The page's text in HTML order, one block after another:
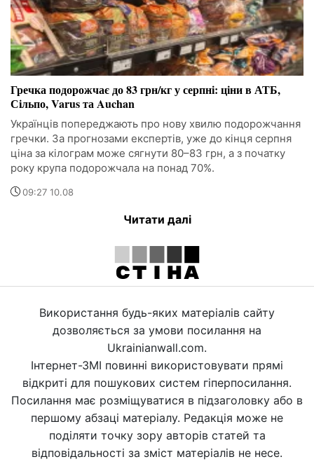
Гречка подорожчає до 83 грн/кг у серпні: ціни в АТБ,
Сільпо, Varus та Auchan
Українців попереджають про нову хвилю подорожчання
гречки. За прогнозами експертів, уже до кінця серпня
ціна за кілограм може сягнути 80–83 грн, а з початку
року крупа подорожчала на понад 70%.
09:27 10.08
Читати далі
Використання будь-яких матеріалів сайту
дозволяється за умови посилання на
Ukrainianwall.com.
Інтернет-ЗМІ повинні використовувати прямі
відкриті для пошукових систем гіперпосилання.
Посилання має розміщуватися в підзаголовку або в
першому абзаці матеріалу. Редакція може не
поділяти точку зору авторів статей та
відповідальності за зміст матеріалів не несе.